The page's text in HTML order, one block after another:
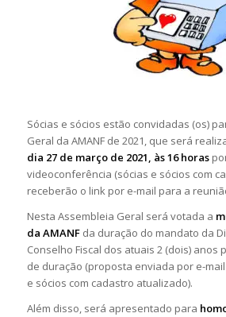
Sócias e sócios estão convidadas (os)
Geral da AMANF de 2021, que será
dia 27 de março de 2021, às 16 horas
videoconferência (sócias e sócios com
receberão o link por e-mail para a
Nesta Assembleia Geral será votada a
da AMANFda duração do mandato da
Conselho Fiscal dos atuais 2 (dois) anos
de duração (proposta enviada por e-
e sócios com cadastro atualizado).
Além disso, será apresentado para